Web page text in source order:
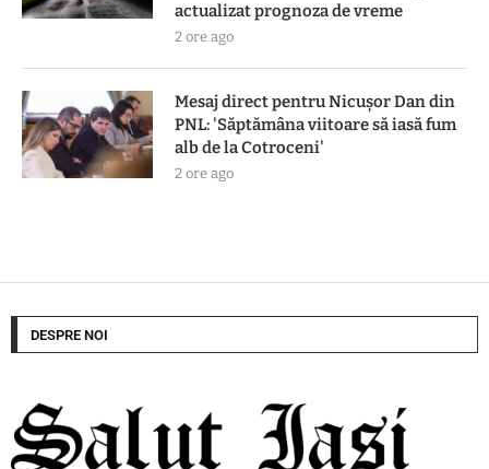
actualizat prognoza de vreme
2 ore ago
Mesaj direct pentru Nicușor Dan din
PNL: 'Săptămâna viitoare să iasă fum
alb de la Cotroceni'
2 ore ago
DESPRE NOI